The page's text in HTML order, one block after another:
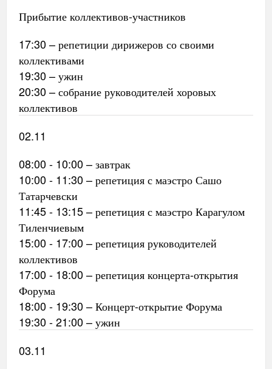
Прибытие коллективов-участников
17:30 – репетиции дирижеров со своими
коллективами
19:30 – ужин
20:30 – собрание руководителей хоровых
коллективов
02.11
08:00 - 10:00 – завтрак
10:00 - 11:30 – репетиция с маэстро Сашо
Татарчевски
11:45 - 13:15 – репетиция с маэстро Карагулом
Тиленчиевым
15:00 - 17:00 – репетиция руководителей
коллективов
17:00 - 18:00 – репетиция концерта-открытия
Форума
18:00 - 19:30 – Концерт-открытие Форума
19:30 - 21:00 – ужин
03.11